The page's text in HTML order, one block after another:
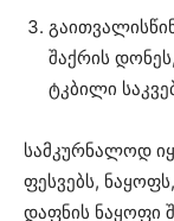
შაქრის
ტკბილი
სამკურნალოდ
ფესვებს,
დაფნის ნაყოფი